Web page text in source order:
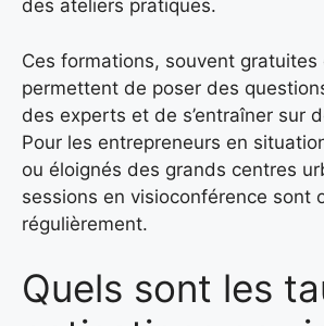
des ateliers pratiques.
Ces formations, souvent gratuites
permettent de poser des
des experts et de s’entraîner sur
Pour les entrepreneurs en
ou éloignés des grands centres
sessions en visioconférence sont
régulièrement.
Quels sont les